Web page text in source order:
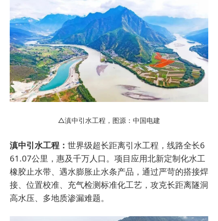
△滇中引水工程，图源：中国电建
滇中引水工程： 世界级超长距离引水工程，线路全长6
61.07公里，惠及千万人口。项目应用北新定制化水工
橡胶止水带、遇水膨胀止水条产品，通过严苛的搭接焊
接、位置校准、充气检测标准化工艺，攻克长距离隧洞
高水压、多地质渗漏难题。